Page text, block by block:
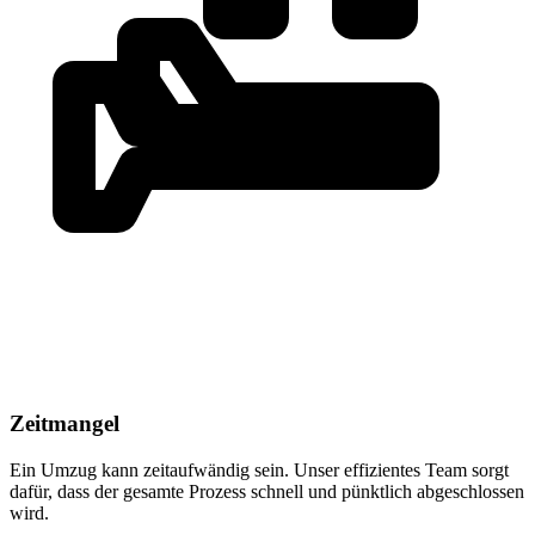
Zeitmangel
Ein Umzug kann zeitaufwändig sein. Unser effizientes Team sorgt
dafür, dass der gesamte Prozess schnell und pünktlich abgeschlossen
wird.